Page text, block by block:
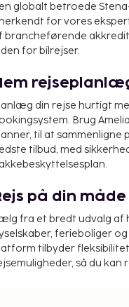
globalt betroede
for vores
brancheførende
for bilrejser.
din rejse hurtigt
Brug
til at sammenligne
tilbud, med
på din måde
fra et bredt udvalg af
ferieboliger
tilbyder
så du kan